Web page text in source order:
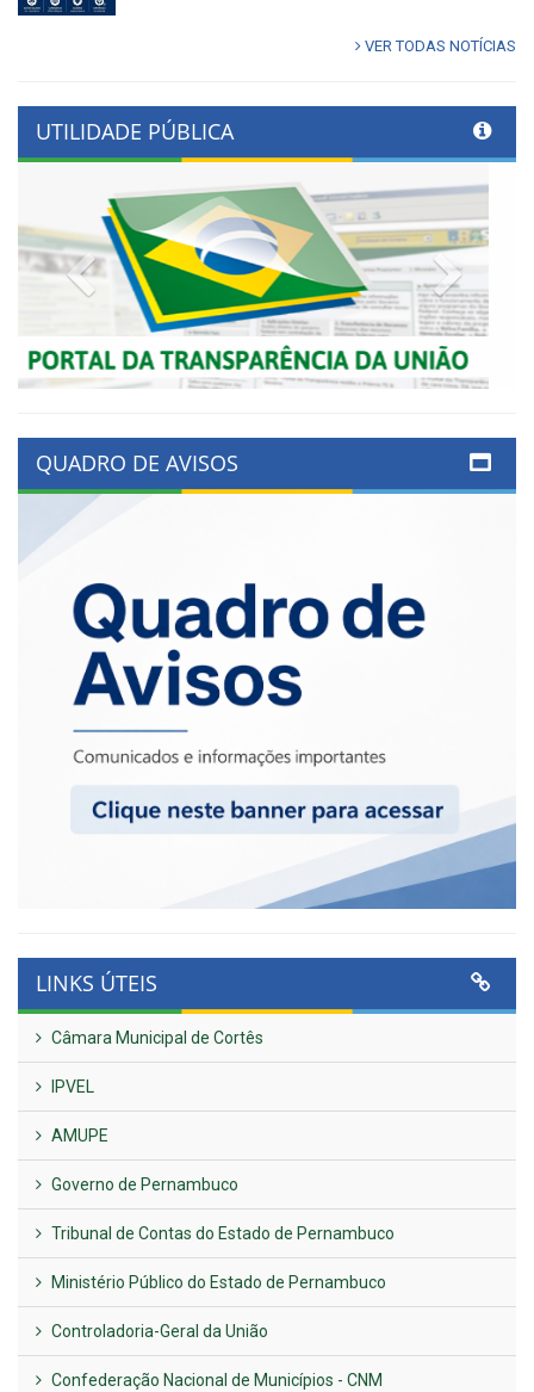
VER TODAS NOTÍCIAS
UTILIDADE PÚBLICA
Previous
QUADRO DE AVISOS
LINKS ÚTEIS
Câmara Municipal de Cortês
IPVEL
AMUPE
Governo de Pernambuco
Tribunal de Contas do Estado de Pernambuco
Ministério Público do Estado de Pernambuco
Controladoria-Geral da União
Confederação Nacional de Municípios - CNM